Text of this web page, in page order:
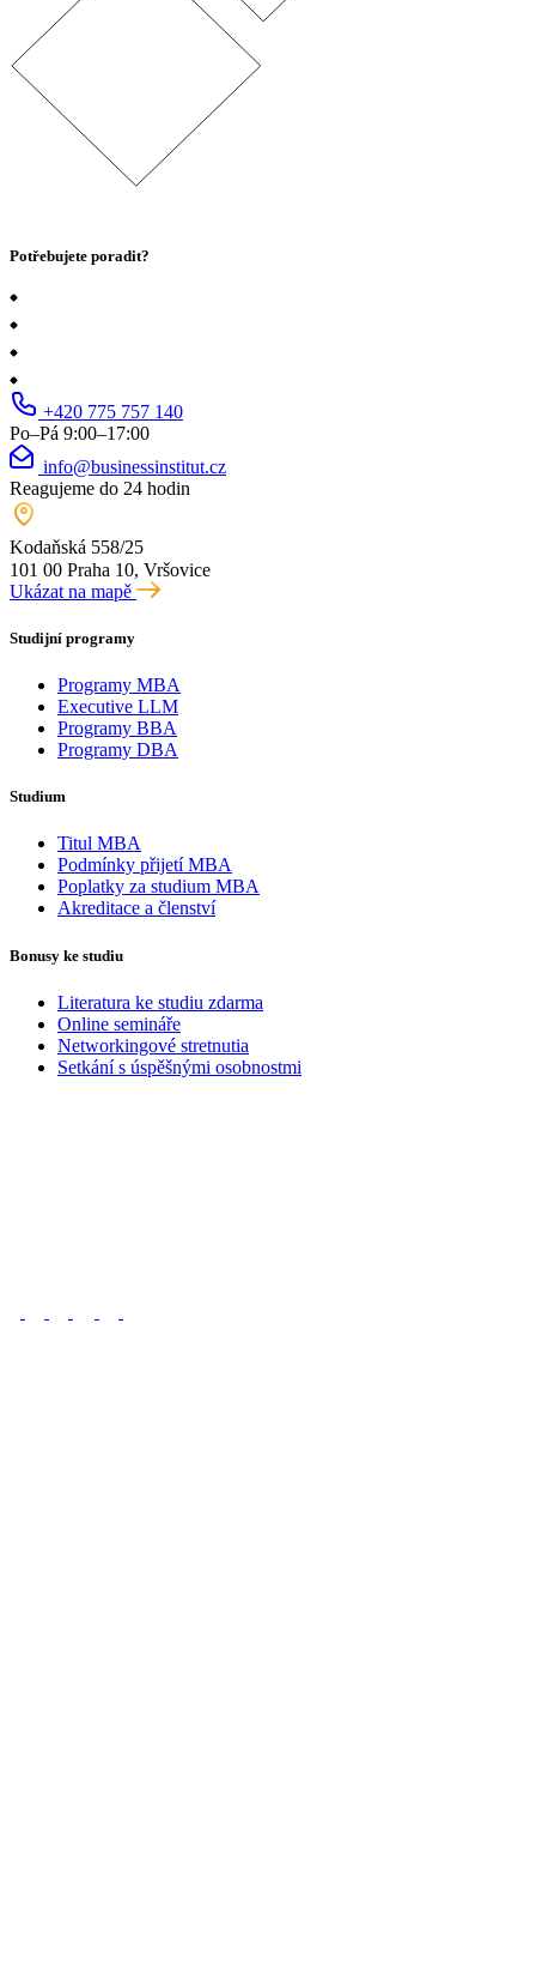
Potřebujete poradit?
+420 775 757 140
Po–Pá 9:00–17:00
info@businessinstitut.cz
Reagujeme do 24 hodin
Kodaňská 558/25
101 00 Praha 10, Vršovice
Ukázat na mapě
Studijní programy
Programy MBA
Executive LLM
Programy BBA
Programy DBA
Studium
Titul MBA
Podmínky přijetí MBA
Poplatky za studium MBA
Akreditace a členství
Bonusy ke studiu
Literatura ke studiu zdarma
Online semináře
Networkingové stretnutia
Setkání s úspěšnými osobnostmi